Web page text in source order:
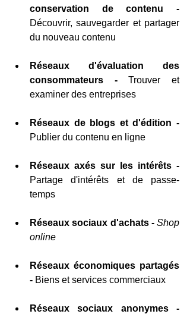
Découvrir, sauvegarder et partager
du nouveau contenu
Réseaux d'évaluation des
consommateurs - Trouver et
examiner des entreprises
Publier du contenu en ligne
Réseaux axés sur les intérêts -
Partage d'intérêts et de passe-
temps
Réseaux sociaux d'achats - Shop
online
Réseaux économiques partagés
- Biens et services commerciaux
Réseaux sociaux anonymes
-